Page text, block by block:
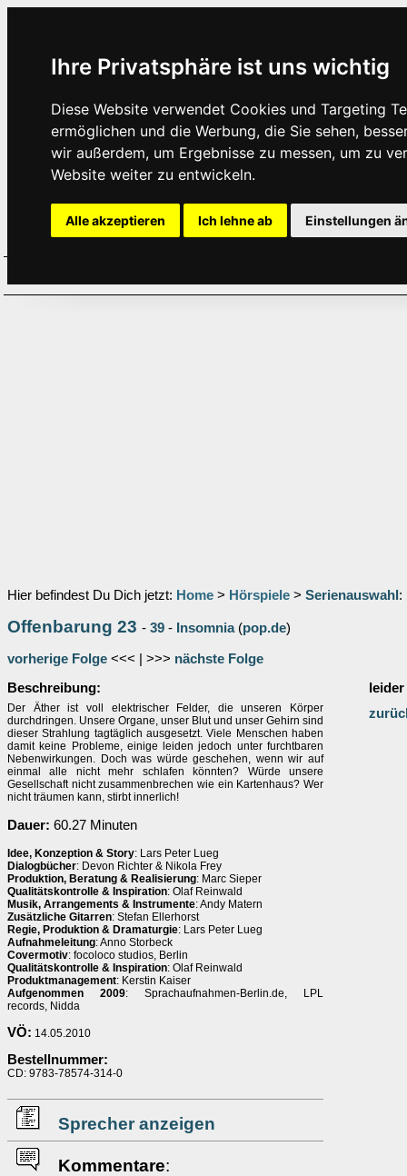
Ihre Privatsphäre ist uns wichtig
Diese Website verwendet Cookies und Targeting
ermöglichen und die Werbung, die Sie sehen,
wir außerdem, um Ergebnisse zu messen, um zu
Website weiter zu entwickeln.
Alle akzeptieren Ich lehne ab Einstellungen
Hier befindest Du Dich jetzt: Home > Hörspiele > Serienauswahl :
Offenbarung 23 - 39 - Insomnia(pop.de)
vorherige Folge <<< | >>> nächste Folge
Beschreibung:
Der Äther ist voll elektrischer Felder, die unseren Körper
durchdringen. Unsere Organe, unser Blut und unser Gehirn sind
dieser Strahlung tagtäglich ausgesetzt. Viele Menschen haben
damit keine Probleme, einige leiden jedoch unter furchtbaren
Nebenwirkungen. Doch was würde geschehen, wenn wir auf
einmal alle nicht mehr schlafen könnten? Würde unsere
Gesellschaft nicht zusammenbrechen wie ein Kartenhaus? Wer
nicht träumen kann, stirbt innerlich!
Dauer: 60.27 Minuten
Idee, Konzeption & Story: Lars Peter Lueg
Dialogbücher: Devon Richter & Nikola Frey
Produktion, Beratung & Realisierung: Marc Sieper
Qualitätskontrolle & Inspiration: Olaf Reinwald
Musik, Arrangements & Instrumente: Andy Matern
Zusätzliche Gitarren: Stefan Ellerhorst
Regie, Produktion & Dramaturgie: Lars Peter Lueg
Aufnahmeleitung: Anno Storbeck
Covermotiv: focoloco studios, Berlin
Qualitätskontrolle & Inspiration: Olaf Reinwald
Produktmanagement: Kerstin Kaiser
Aufgenommen 2009: Sprachaufnahmen-Berlin.de, LPL
records, Nidda
VÖ: 14.05.2010
Bestellnummer:
CD: 9783-78574-314-0
Sprecher anzeigen
Kommentare: